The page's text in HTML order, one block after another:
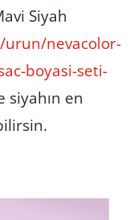
Siyah
nevacolor-
boyasi-seti-
siyahın en